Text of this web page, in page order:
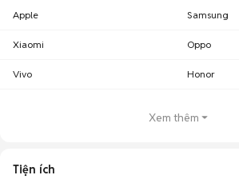
Apple Samsung
Xiaomi Oppo
Vivo Honor
Xem thêm
Tiện ích